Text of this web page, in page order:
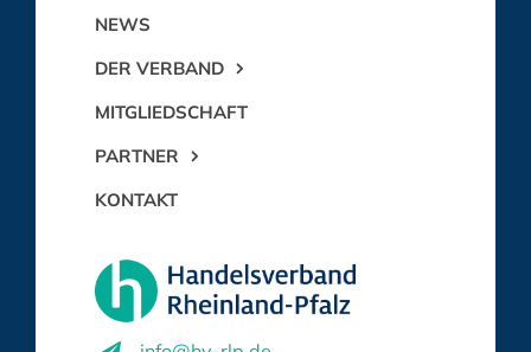
NEWS
DER VERBAND
MITGLIEDSCHAFT
PARTNER
KONTAKT